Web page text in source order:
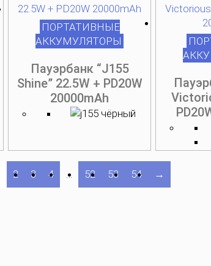
ПОРТАТИВНЫЕ
АККУМУЛЯТОРЫ
Пауэрбанк “J155
Shine” 22.5W + PD20W
20000mAh
2 3 4 … 52 53 54 →